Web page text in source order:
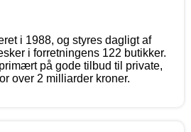
i 1988, og styres dagligt af
i forretningens 122 butikker.
på gode tilbud til private,
over 2 milliarder kroner.